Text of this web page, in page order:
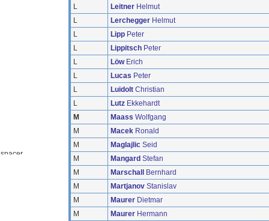
L
Leitner Helmut
L
Lerchegger Helmut
L
Lipp Peter
L
Lippitsch Peter
L
LöwErich
L
Lucas Peter
L
Luidolt Christian
L
Lutz Ekkehardt
M
Maass Wolfgang
M
Macek Ronald
M
Maglajlic Seid
M
Mangard Stefan
M
Marschall
Bernhard
M
Martjanov Stanislav
M
Maurer Dietmar
M
Maurer Hermann